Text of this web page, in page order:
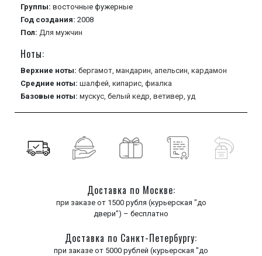
Группы: восточные фужерные
Год создания: 2008
Пол: Для мужчин
Ноты:
Верхние ноты: бергамот, мандарин, апельсин, кардамон
Средние ноты: шалфей, кипарис, фиалка
Базовые ноты: мускус, белый кедр, ветивер, уд
Доставка по Москве:
при заказе от 1500 рубля (курьерская "до
двери") – бесплатно
Доставка по Санкт-Петербургу:
при заказе от 5000 рублей (курьерская "до